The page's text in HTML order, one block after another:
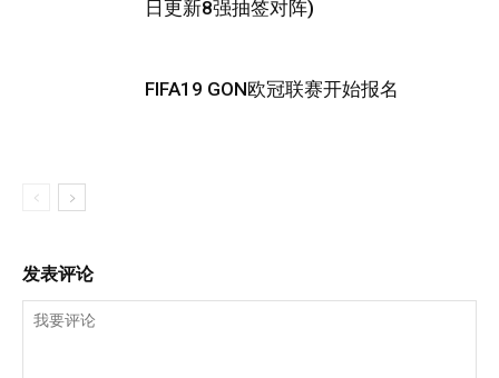
日更新8强抽签对阵)
FIFA19 GON欧冠联赛开始报名
发表评论